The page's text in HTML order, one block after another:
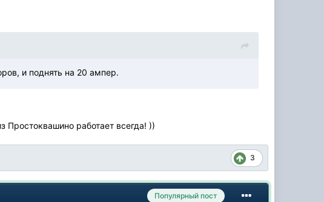
и поднять на 20 ампер.
работает всегда! ))
3
Популярный пост